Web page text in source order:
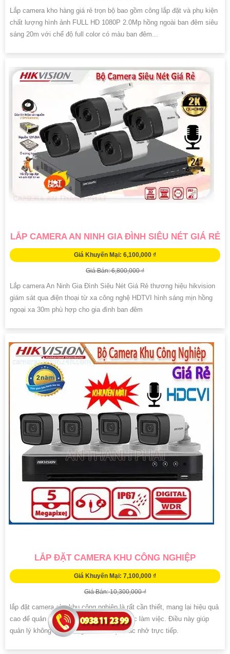
Lắp camera kho hàng giá rẻ trọn bộ bao gồm công lắp đặt và phụ kiện
chất lượng hình ảnh FULL HD 1080P 2.0Mp hồng ngoài ban đêm siêu
sáng 20m với chế độ full color có màu ban đêm...
LẮP CAMERA AN NINH GIA ĐÌNH SIÊU NÉT GIÁ RẺ
Giá Khuyến Mại: 6,100,000 ₫
Giá Bán: 6,800,000 ₫
Lắp camera An Ninh Gia Đình Siêu Nét Giá Rẻ thương hiệu hikvision
giám sát qua điện thoại từ xa công nghệ HDTVI hình sáng mịn hồng
ngoại xa 30m phù hợp cho gia đình ban đêm
LẮP ĐẶT CAMERA KHU CÔNG NGHIỆP
Giá Khuyến Mại: 7,100,000 ₫
Giá Bán: 10,300,000 ₫
lắp đặt camera cho khu công nghiệp là rất cần thiết, mang lại hiệu quả
cao để quản lý nhân viên, đốc thúc tự giác làm việc. Điều này giúp
quản lý không cần phải giám sát hay nhắc nhở trực tiếp.